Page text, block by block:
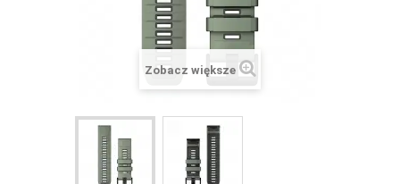
VOSTOK EUROPE ZEGARKI
ORIENT ZEGARKI
OBAKU DENMARK ZEGARKI
Zobacz większe